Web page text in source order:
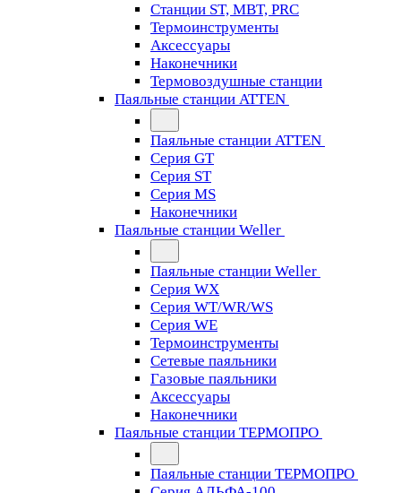
Станции ST, MBT, PRC
Термоинструменты
Аксессуары
Наконечники
Термовоздушные станции
Паяльные станции ATTEN
Паяльные станции ATTEN
Серия GT
Серия ST
Серия MS
Наконечники
Паяльные станции Weller
Паяльные станции Weller
Серия WX
Серия WT/WR/WS
Серия WE
Термоинструменты
Сетевые паяльники
Газовые паяльники
Аксессуары
Наконечники
Паяльные станции ТЕРМОПРО
Паяльные станции ТЕРМОПРО